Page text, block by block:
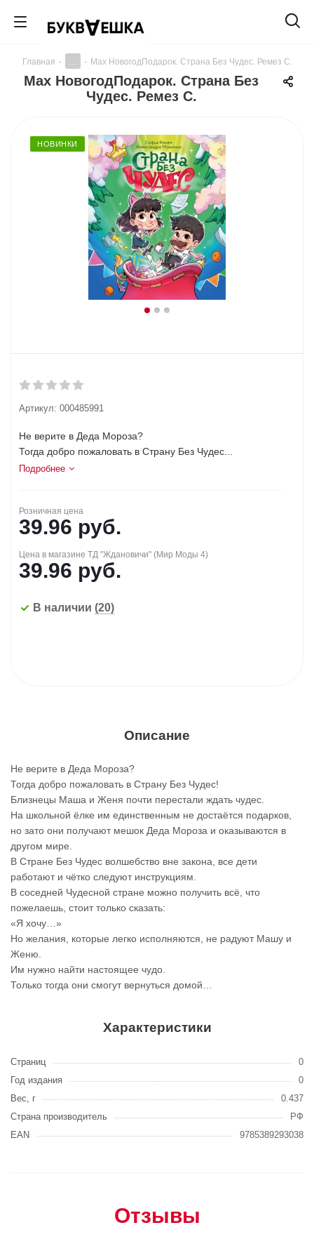
Главная - - Мах НовогодПодарок. Страна Без Чудес. Ремез С.
Мах НовогодПодарок. Страна Без
Чудес. Ремез С.
НОВИНКИ
Артикул: 000485991
Не верите в Деда Мороза?
Тогда добро пожаловать в Страну Без Чудес...
Подробнее
Розничная цена
39.96 руб.
Цена в магазине ТД "Ждановичи" (Мир Моды 4)
39.96 руб.
В наличии (20)
Описание
Не верите в Деда Мороза?
Тогда добро пожаловать в Страну Без Чудес!
Близнецы Маша и Женя почти перестали ждать чудес.
На школьной ёлке им единственным не достаётся подарков,
но зато они получают мешок Деда Мороза и оказываются в
другом мире.
В Стране Без Чудес волшебство вне закона, все дети
работают и чётко следуют инструкциям.
В соседней Чудесной стране можно получить всё, что
пожелаешь, стоит только сказать:
«Я хочу…»
Но желания, которые легко исполняются, не радуют Машу и
Женю.
Им нужно найти настоящее чудо.
Только тогда они смогут вернуться домой…
Характеристики
Страниц
0
Год издания
0
Вес, г
0.437
Страна производитель
РФ
EAN
9785389293038
Отзывы